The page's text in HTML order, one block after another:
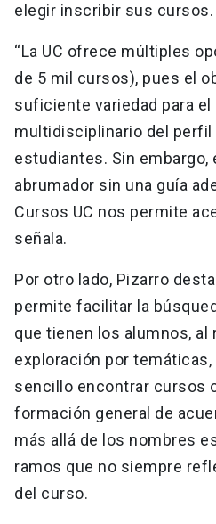
elegir inscribir sus cursos.
“La UC ofrece múltiples
de 5 mil cursos), pues el
suficiente variedad para
multidisciplinario del perfil
estudiantes. Sin
abrumador sin una guía
Cursos UC nos permite
señala.
Por otro lado, Pizarro
permite facilitar la
que tienen los alumnos, al
exploración por
sencillo encontrar cursos
formación general de
más allá de los nombres
ramos que no siempre
del curso.